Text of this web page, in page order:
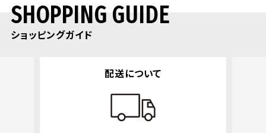
SHOPPING GUIDE
ショッピングガイド
返品・交換について